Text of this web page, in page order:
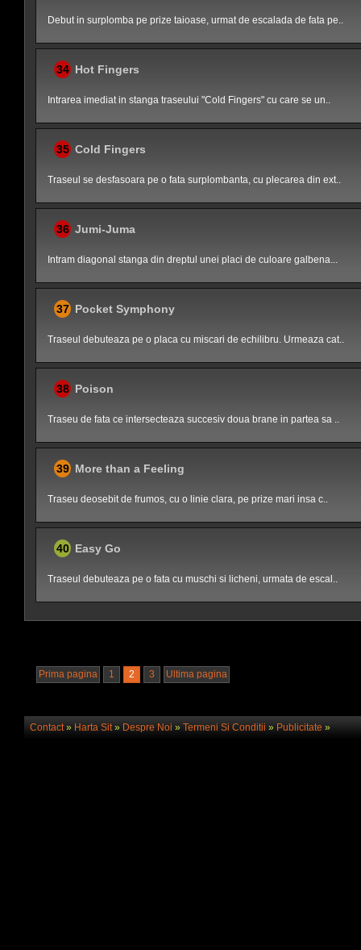
Debut in surplomba pe prize taioase, urmat de escalada de fata pe..
34 Hot Fingers
Intrarea imediat in stanga traseului "Cold Fingers" cu care se un..
35 Cold Fingers
Traseul se desfasoara pe o fata surplombanta, cu plecarea din ext..
36 Jumi-Juma
Intram diagonal stanga din dreptul unei placi de culoare galbena...
37 Pocket Symphony
Traseul debuteaza pe o placa cu miscari de echilibru. Urmeaza cat..
38 Poison
Traseu de fata ce intersecteaza succesiv doua brane in partea sa ..
39 More than a Feeling
Traseu deosebit de frumos, cu o linie clara, pe prize mari insa c..
40 Easy Go
Traseul debuteaza pe o fata cu muschi si licheni, urmata de escal..
Prima pagina 1 2 3 Ultima pagina
Contact» Harta Sit» Despre Noi » Termeni Si Conditii » Publicitate»